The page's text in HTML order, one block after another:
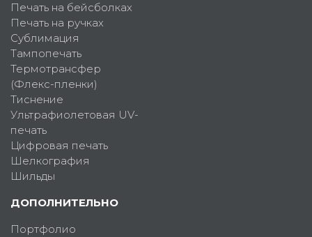
Печать на бейсболках
Печать на ручках
Сублимация
Тампопечать
Термотрансфер
(Флекс-пленки)
Тиснение
Ультрафиолетовая UV-
печать
Цифровая печать
Шелкография
Шильды
ДОПОЛНИТЕЛЬНО
Портфолио